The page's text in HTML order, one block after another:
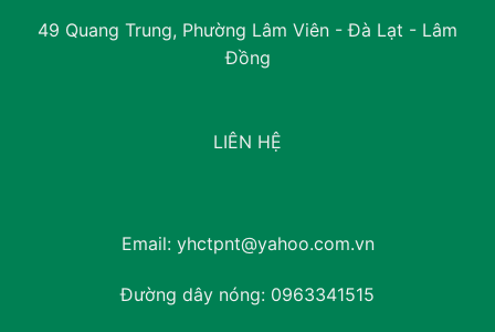
49 Quang Trung, Phường Lâm Viên - Đà Lạt - Lâm
Đồng
LIÊN HỆ
Email: yhctpnt@yahoo.com.vn
Đường dây nóng: 0963341515